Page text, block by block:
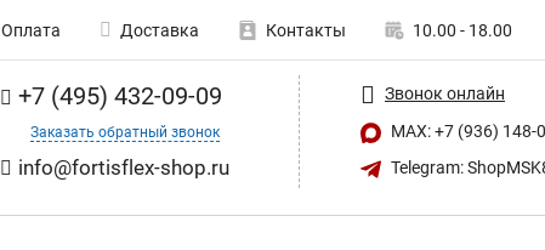
Оплата Доставка Контакты 10.00 - 18.00
+7 (495) 432-09-09
Заказать обратный звонок
info@fortisflex-shop.ru
Звонок онлайн
MAX: +7 (936) 148-
Telegram: